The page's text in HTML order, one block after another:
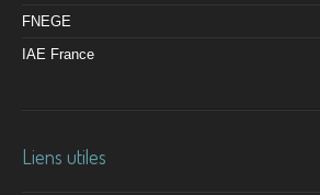
FNEGE
IAE France
Liens utiles